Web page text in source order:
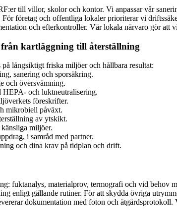
till villor, skolor och kontor. Vi anpassar vår
företag och offentliga lokaler prioriterar vi
och efterkontroller. Vår lokala närvaro gör att
kartläggning till återställning
långsiktigt friska miljöer och hållbara resultat:
sanering och sporsäkring.
och översvämning.
HEPA- och luktneutralisering.
föreskrifter.
mikrobiell påväxt.
av ytskikt.
miljöer.
i samråd med partner.
och dina krav på tidplan och drift.
fuktanalys, materialprov, termografi och vid behov
enligt gällande rutiner. För att skydda övriga
dokumentation med foton och